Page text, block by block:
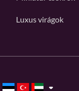
Luxus virágok